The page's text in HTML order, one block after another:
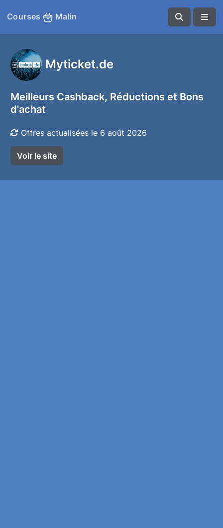
Courses Malin
Myticket.de
Meilleurs Cashback, Réductions et Bons
d'achat
Offres actualisées le 6 août 2026
Voir le site